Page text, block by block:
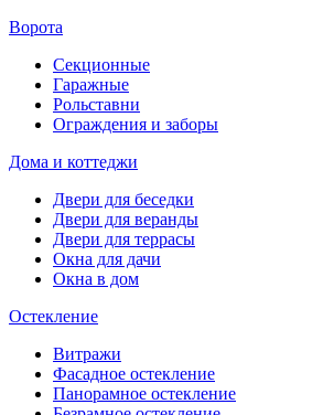
Ворота
Секционные
Гаражные
Рольставни
Ограждения и заборы
Дома и коттеджи
Двери для беседки
Двери для веранды
Двери для террасы
Окна для дачи
Окна в дом
Остекление
Витражи
Фасадное остекление
Панорамное остекление